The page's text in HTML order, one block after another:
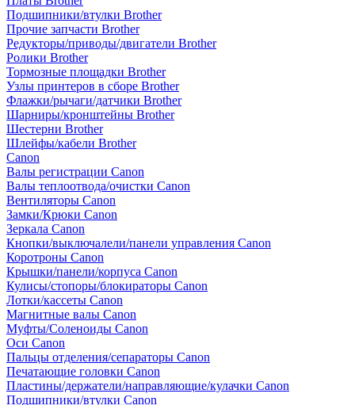
Подшипники/втулки Brother
Прочие запчасти Brother
Редукторы/приводы/двигатели Brother
Ролики Brother
Тормозные площадки Brother
Узлы принтеров в сборе Brother
Флажки/рычаги/датчики Brother
Шарниры/кронштейны Brother
Шестерни Brother
Шлейфы/кабели Brother
Canon
Валы регистрации Canon
Валы теплоотвода/очистки Canon
Вентиляторы Canon
Замки/Крюки Canon
Зеркала Canon
Кнопки/выключалели/панели управления Canon
Коротроны Canon
Крышки/панели/корпуса Canon
Кулисы/стопоры/блокираторы Canon
Лотки/кассеты Canon
Магнитные валы Canon
Муфты/Соленоиды Canon
Оси Canon
Пальцы отделения/сепараторы Canon
Печатающие головки Canon
Пластины/держатели/направляющие/кулачки Canon
Подшипники/втулки Canon